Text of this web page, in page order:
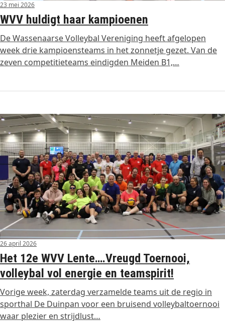
23 mei 2026
WVV huldigt haar kampioenen
De Wassenaarse Volleybal Vereniging heeft afgelopen
week drie kampioensteams in het zonnetje gezet. Van de
zeven competitieteams eindigden Meiden B1,…
26 april 2026
Het 12e WVV Lente….Vreugd Toernooi,
volleybal vol energie en teamspirit!
Vorige week, zaterdag verzamelde teams uit de regio in
sporthal De Duinpan voor een bruisend volleybaltoernooi
waar plezier en strijdlust…